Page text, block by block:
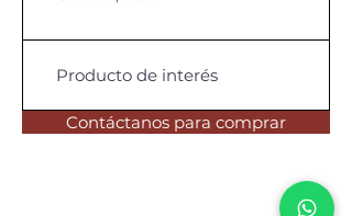
Contáctanos para comprar